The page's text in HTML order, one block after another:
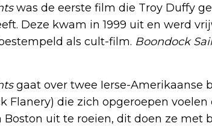
was de eerste film die Troy Duffy
Deze kwam in 1999 uit en werd
als cult-film. Boondock
gaat over twee Ierse-Amerikaanse
Flanery) die zich opgeroepen voelen
uit te roeien, dit doen ze met